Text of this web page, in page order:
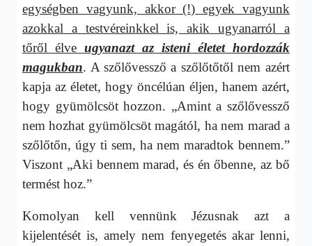
egységben vagyunk, akkor (!) egyek vagyunk
azokkal a testvéreinkkel is, akik ugyanarról a
tőről élveugyanazt az isteni életet hordozzák
magukban. A szőlővessző a szőlőtőtől nem azért
kapja az életet, hogy öncélúan éljen, hanem azért,
hogy gyümölcsöt hozzon. „Amint a szőlővessző
nem hozhat gyümölcsöt magától, ha nem marad a
szőlőtőn, úgy ti sem, ha nem maradtok bennem.”
Viszont „Aki bennem marad, és én őbenne, az bő
termést hoz.”
Komolyan kell vennünk Jézusnak azt a
kijelentését is, amely nem fenyegetés akar lenni,